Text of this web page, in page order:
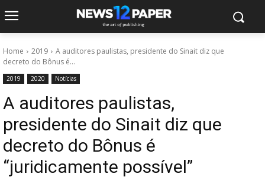
Home 2019
A auditores paulistas, presidente do Sinait diz que
decreto do Bônus é...
2019 2020 Notícias
A auditores paulistas,
presidente do Sinait diz que
decreto do Bônus é
“juridicamente possível”